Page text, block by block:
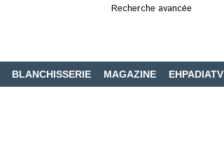
Recherche avancée
BLANCHISSERIE MAGAZINE EHPADIATV